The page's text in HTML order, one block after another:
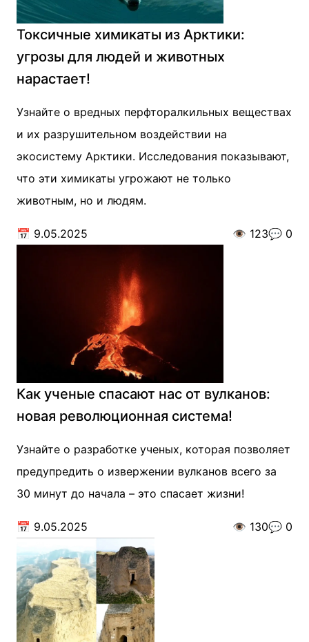
Токсичные химикаты из Арктики:
угрозы для людей и животных
нарастает!
Узнайте о вредных перфторалкильных веществах
и их разрушительном воздействии на
экосистему Арктики. Исследования показывают,
что эти химикаты угрожают не только
животным, но и людям.
📅 9.05.2025 👁️ 123💬 0
Как ученые спасают нас от вулканов:
новая революционная система!
Узнайте о разработке ученых, которая позволяет
предупредить о извержении вулканов всего за
30 минут до начала – это спасает жизни!
📅 9.05.2025 👁️ 130💬 0